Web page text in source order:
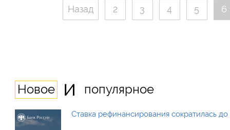
Назад 2 3 4 5 6
Новое и популярное
Ставка рефинансирования сократилась